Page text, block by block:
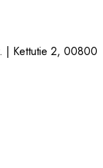
| Kettutie 2, 00800